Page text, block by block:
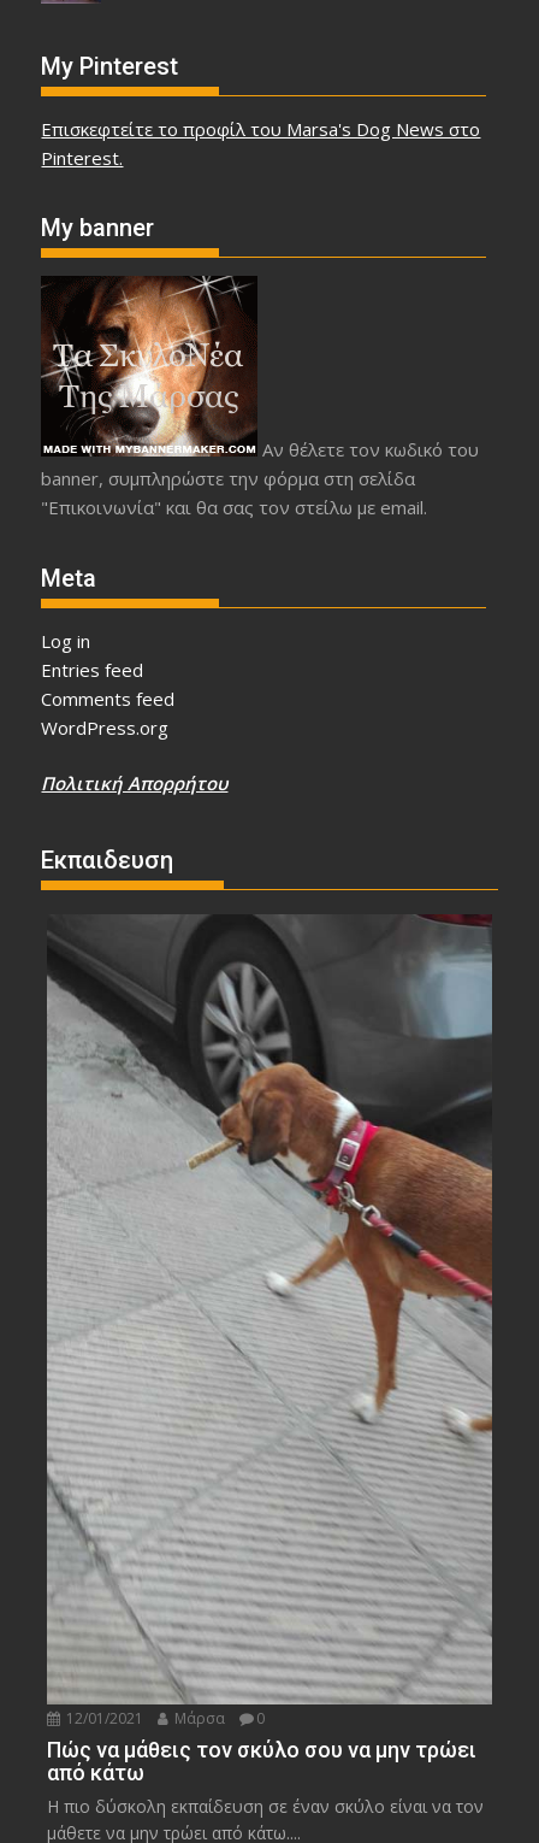
My Pinterest
Επισκεφτείτε το προφίλ του Marsa's Dog News στο
Pinterest.
My banner
Αν θέλετε τον κωδικό του
banner, συμπληρώστε την φόρμα στη σελίδα
"Επικοινωνία" και θα σας τον στείλω με email.
Meta
Log in
Entries feed
Comments feed
WordPress.org
Πολιτική Απορρήτου
Εκπαιδευση
12/01/2021 Μάρσα 0
Πώς να μάθεις τον σκύλο σου να μην τρώει
από κάτω
Η πιο δύσκολη εκπαίδευση σε έναν σκύλο είναι να τον
μάθετε να μην τρώει από κάτω....